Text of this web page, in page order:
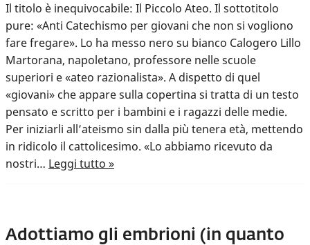
Il titolo è inequivocabile: Il Piccolo Ateo. Il sottotitolo
pure: «Anti Catechismo per giovani che non si vogliono
fare fregare». Lo ha messo nero su bianco Calogero Lillo
Martorana, napoletano, professore nelle scuole
superiori e «ateo razionalista». A dispetto di quel
«giovani» che appare sulla copertina si tratta di un testo
pensato e scritto per i bambini e i ragazzi delle medie.
Per iniziarli all’ateismo sin dalla più tenera età, mettendo
in ridicolo il cattolicesimo. «Lo abbiamo ricevuto da
nostri… Leggi tutto »
Adottiamo gli embrioni (in quanto